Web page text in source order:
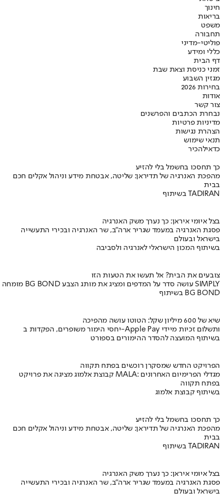
חינוך
בריאות
משפט
תחבורה
פוליטי-מדיני
כללי ומידע
דף הבית
זמני כניסת וצאת שבת
מגזין השבוע
בחירות 2026
אודות
צור קשר
נבחרת הכתבים והפרשנים
מדיניות פרטיות
הצהרת נגישות
תנאי שימוש
כדאילהכיר
כך תחסכו בחשמל בלי להזיע
מהפכת האנרגיה של תדיראן: שליטה, אבטחת מידע וניהול אקלים חכם
בבית
בשיתוף TADIRAN
בצל איומי איראן: כך נערך משק האנרגיה
פסגת האנרגיה במעמד שגריר ארה"ב, שר האנרגיה ובכירי התעשייה
בישראל ובעולם
בשיתוף המכון הישראלי לאנרגיה ולסביבה
צובעים את הבית? אל תעשו את הטעות הזו
מומחה BG BOND עושה סדר על המדפים ומציג את מותג הצבע SIMPLY
בשיתוף BG BOND
שיא של 600 מיליון שקל: הטוטו עושה מהפיכה
יחסי הימור משופרים, הפקדות ב-Apple Pay ותשלום זכיות מיידי
בשיתוף המועצה להסדר ההימורים בספורט
הפרויקט החדש שמסקרן רוכשים בפתח תקווה
קבוצת אלמוג מציגה את פרויקט MALA: מגדלי הפרימיום האחרונים
בפתח תקווה
בשיתוף קבוצת אלמוג
כך תחסכו בחשמל בלי להזיע
מהפכת האנרגיה של תדיראן: שליטה, אבטחת מידע וניהול אקלים חכם
בבית
בשיתוף TADIRAN
בצל איומי איראן: כך נערך משק האנרגיה
פסגת האנרגיה במעמד שגריר ארה"ב, שר האנרגיה ובכירי התעשייה
בישראל ובעולם